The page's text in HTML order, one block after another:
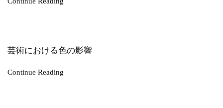
芸術における色の影響
Continue Reading